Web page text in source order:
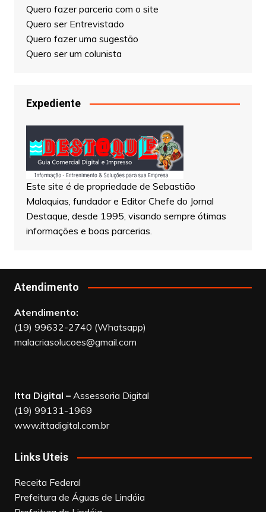
Quero fazer parceria com o site
Quero ser Entrevistado
Quero fazer uma sugestão
Quero ser um colunista
Expediente
Este site é de propriedade de Sebastião
Malaquias, fundador e Editor Chefe do Jornal
Destaque, desde 1995, visando sempre ótimas
informações e boas parcerias.
Atendimento
Atendimento:
(19) 99632-2740 (Whatsapp)
malacriasolucoes@gmail.com
Itta Digital – Assessoria Digital
(19) 99131-1969
www.ittadigital.com.br
Links Uteis
Receita Federal
Prefeitura de Águas de Lindóia